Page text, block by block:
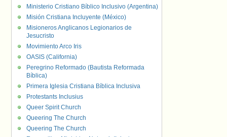
Ministerio Cristiano Bíblico Inclusivo (Argentina)
Misión Cristiana Incluyente (México)
Misioneros Anglicanos Legionarios de
Jesucristo
Movimiento Arco Iris
OASIS (California)
Peregrino Reformado (Bautista Reformada
Bíblica)
Primera Iglesia Cristiana Bíblica Inclusiva
Protestants Inclusius
Queer Spirit Church
Queering The Church
Queering The Church